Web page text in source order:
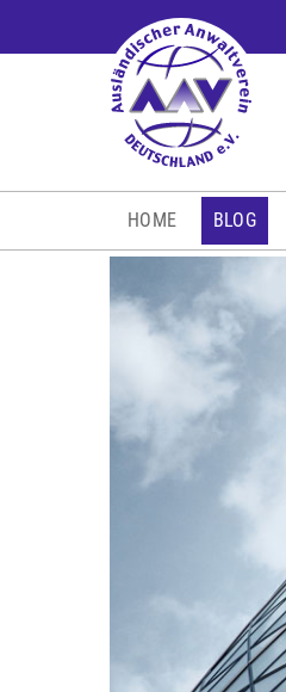
HOME BLOG